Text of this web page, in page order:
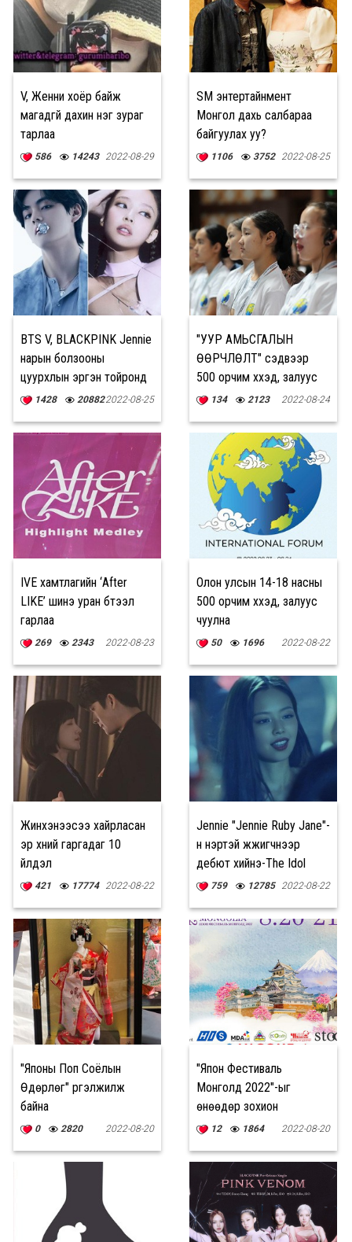
V, Женни хоёр байж
магадгүй дахин нэг зураг
тарлаа
586 14243 2022-08-29
SM энтертайнмент
Монгол дахь салбараа
байгуулах уу?
1106 3752 2022-08-25
BTS V, BLACKPINK Jennie
нарын болзооны
цуурхлын эргэн тойронд
1428 208822022-08-25
"УУР АМЬСГАЛЫН
ӨӨРЧЛӨЛТ" сэдвээр
500 орчим хүүхэд, залуус
чууллаа
134 2123 2022-08-24
IVE хамтлагийн ‘After
LIKE’ шинэ уран бүтээл
гарлаа
269 2343 2022-08-23
Олон улсын 14-18 насны
500 орчим хүүхэд, залуус
чуулна
50 1696 2022-08-22
Жинхэнээсээ хайрласан
эр хүний гаргадаг 10
үйлдэл
421 17774 2022-08-22
Jennie "Jennie Ruby Jane"-
н нэртэй жүжигчнээр
дебют хийнэ⁠-The Idol
киноны хоёр дахь
759 12785 2022-08-22
"Японы Поп Соёлын
Өдөрлөг" үргэлжилж
байна
0 2820 2022-08-20
"Япон Фестиваль
Монголд 2022"-ыг
өнөөдөр зохион
байгуулна
12 1864 2022-08-20